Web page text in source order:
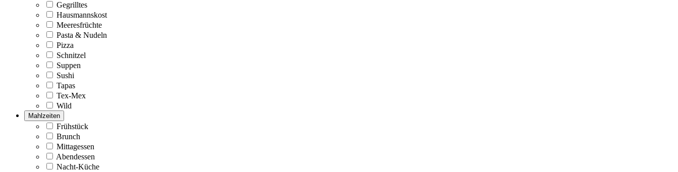
Gegrilltes
Hausmannskost
Meeresfrüchte
Pasta & Nudeln
Pizza
Schnitzel
Suppen
Sushi
Tapas
Tex-Mex
Wild
Mahlzeiten
Frühstück
Brunch
Mittagessen
Abendessen
Nacht-Küche